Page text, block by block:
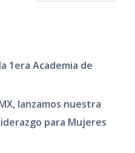
1era Academia de
lanzamos nuestra
para Mujeres